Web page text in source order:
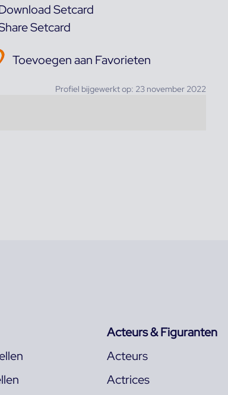
Setcard
Setcard
Toevoegen aan Favorieten
Profiel bijgewerkt op: 23 november 2022
Acteurs & Figuranten
Acteurs
Actrices